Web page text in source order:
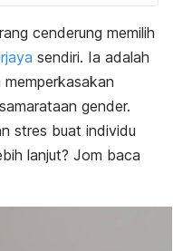
cenderung memilih
sendiri. Ia adalah
gender.
stres buat individu
lanjut? Jom baca